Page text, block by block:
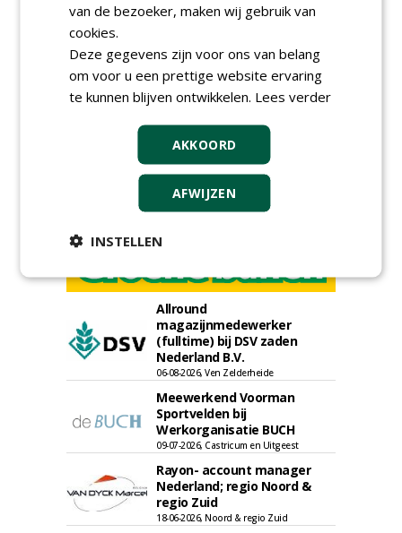
Meld je aan voor onze digitale
Allround
magazijnmedewerker
(fulltime) bij DSV zaden
Nederland B.V.
06-08-2026, Ven Zelderheide
Meewerkend Voorman
Sportvelden bij
Werkorganisatie BUCH
09-07-2026, Castricum en Uitgeest
Rayon- account manager
Nederland; regio Noord &
regio Zuid
18-06-2026, Noord & regio Zuid
van de bezoeker, maken wij gebruik van
cookies.
Deze gegevens zijn voor ons van belang
om voor u een prettige website ervaring
te kunnen blijven ontwikkelen. Lees verder
AKKOORD
AFWIJZEN
INSTELLEN